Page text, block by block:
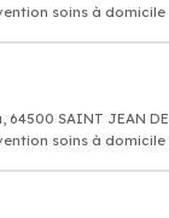
soins à domicile
SAINT JEAN
soins à domicile